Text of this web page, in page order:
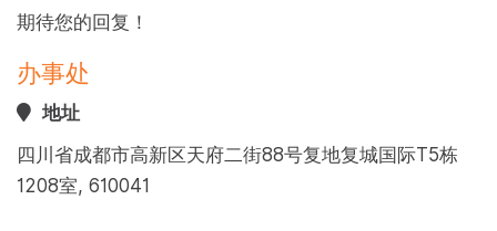
期待您的回复！
办事处
地址
四川省成都市高新区天府二街88号复地复城国际T5栋
1208室, 610041